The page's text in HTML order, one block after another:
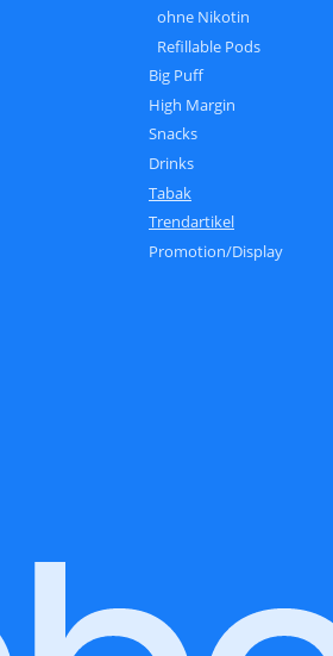
ohne Nikotin
Refillable Pods
Big Puff
High Margin
Snacks
Drinks
Tabak
Trendartikel
Promotion/Display